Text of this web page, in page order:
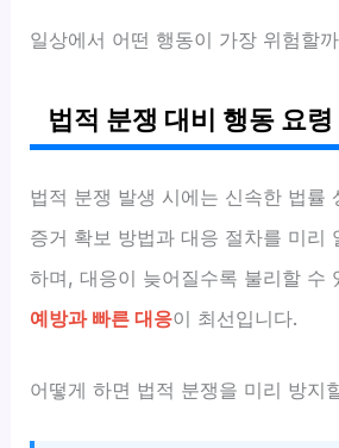
일상에서 어떤 행동이 가장 위험할
법적 분쟁 대비 행동 요령
법적 분쟁 발생 시에는 신속한 법률
증거 확보 방법과 대응 절차를 미리
하며, 대응이 늦어질수록 불리할 수
예방과 빠른 대응이 최선입니다.
어떻게 하면 법적 분쟁을 미리 방지